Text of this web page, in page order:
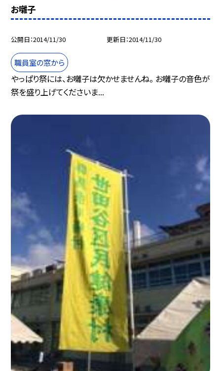
お囃子
公開日 2014/11/30 更新日 2014/11/30
職員室の窓から
やっぱり祭には、お囃子は欠かせませんね。 お囃子の音色が
祭を盛り上げてくださいま...